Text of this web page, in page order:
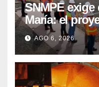
SNMPE
María: el
que Perú
posponiendo
AGO 6, 2026